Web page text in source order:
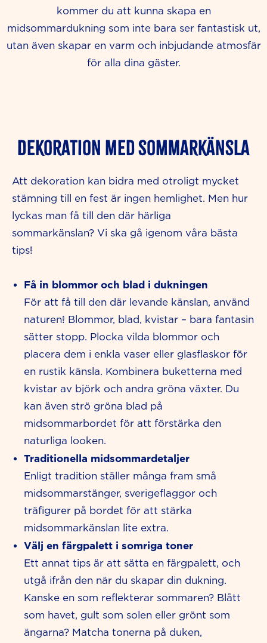
kommer du att kunna skapa en
midsommardukning som inte bara ser fantastisk ut,
utan även skapar en varm och inbjudande atmosfär
för alla dina gäster.
Dekoration med sommarkänsla
Att dekoration kan bidra med otroligt mycket
stämning till en fest är ingen hemlighet. Men hur
lyckas man få till den där härliga
sommarkänslan? Vi ska gå igenom våra bästa
tips!
Få in blommor och blad i dukningen
För att få till den där levande känslan, använd
naturen! Blommor, blad, kvistar – bara fantasin
sätter stopp. Plocka vilda blommor och
placera dem i enkla vaser eller glasflaskor för
en rustik känsla. Kombinera buketterna med
kvistar av björk och andra gröna växter. Du
kan även strö gröna blad på
midsommarbordet för att förstärka den
naturliga looken.
Traditionella midsommardetaljer
Enligt tradition ställer många fram små
midsommarstänger, sverigeflaggor och
träfigurer på bordet för att stärka
midsommarkänslan lite extra.
Välj en färgpalett i somriga toner
Ett annat tips är att sätta en färgpalett, och
utgå ifrån den när du skapar din dukning.
Kanske en som reflekterar sommaren? Blått
som havet, gult som solen eller grönt som
ängarna? Matcha tonerna på duken,